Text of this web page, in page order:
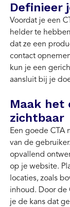
Definieer
Voordat je een
helder te
dat ze een
contact
kun je een
aansluit bij je
Maak het
zichtbaar
Een goede CTA
van de
opvallend
op je website.
locaties, zoals
inhoud. Door de
je de kans dat